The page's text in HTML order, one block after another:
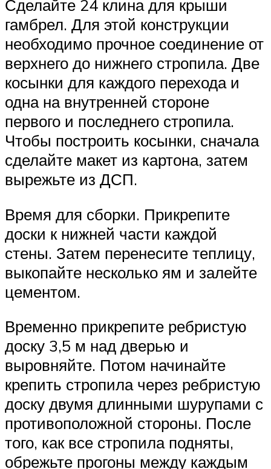
Сделайте 24 клина для крыши
гамбрел. Для этой конструкции
необходимо прочное соединение от
верхнего до нижнего стропила. Две
косынки для каждого перехода и
одна на внутренней стороне
первого и последнего стропила.
Чтобы построить косынки, сначала
сделайте макет из картона, затем
вырежьте из ДСП.
Время для сборки. Прикрепите
доски к нижней части каждой
стены. Затем перенесите теплицу,
выкопайте несколько ям и залейте
цементом.
Временно прикрепите ребристую
доску 3,5 м над дверью и
выровняйте. Потом начинайте
крепить стропила через ребристую
доску двумя длинными шурупами с
противоположной стороны. После
того, как все стропила подняты,
обрежьте прогоны между каждым